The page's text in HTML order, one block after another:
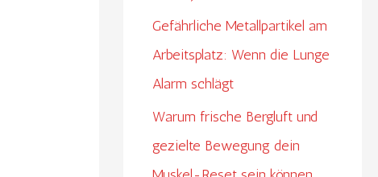
Gefährliche Metallpartikel am
Arbeitsplatz: Wenn die Lunge
Alarm schlägt
Warum frische Bergluft und
gezielte Bewegung dein